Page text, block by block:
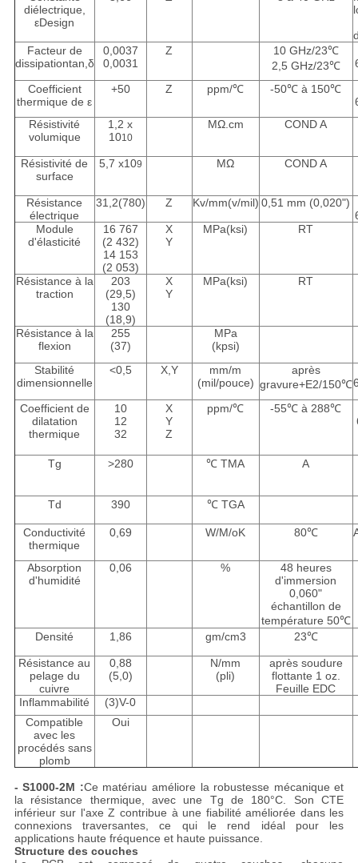
diélectrique,
εDesign
Facteur de
dissipationtan,δ
0,0037
0,0031
Z
10 GHz/23℃
2,5 GHz/23℃
Coefficient
thermique de ε
+50 Z ppm/℃
-50℃ à 150℃
Résistivité
volumique
1,2 x
1010
MΩ.cm COND A
Résistivité de
surface
5,7 x109 MΩ COND A
Résistance
électrique
31,2(780) Z Kv/mm(v/mil) 0,51 mm (0,020")
Module
d'élasticité
16 767
(2 432)
14 153
(2 053)
X
Y
MPa(ksi) RT
Résistance à la
traction
203
(29,5)
130
(18,9)
X
Y
MPa(ksi) RT
Résistance à la
flexion
255
(37)
MPa
(kpsi)
Stabilité
dimensionnelle
<0,5 X,Y
mm/m
(mil/pouce)
après
gravure+E2/150℃
Coefficient de
dilatation
thermique
10
12
32
X
Y
Z
ppm/℃
-55℃ à 288℃
Tg >280 ℃ TMA A
Td 390 ℃ TGA
Conductivité
thermique
0,69 W/M/oK 80℃
Absorption
d'humidité
0,06 %
48 heures
d'immersion
0,060"
échantillon de
température 50℃
Densité
1,86 gm/cm3 23℃
Résistance au
pelage du
cuivre
0,88
(5,0)
N/mm
(pli)
après soudure
flottante 1 oz.
Feuille EDC
Inflammabilité
(3)V-0
Compatible
avec les
procédés sans
plomb
Oui
- S1000-2M :Ce matériau améliore la robustesse mécanique et
la résistance thermique, avec une Tg de 180°C. Son CTE
inférieur sur l'axe Z contribue à une fiabilité améliorée dans les
connexions traversantes, ce qui le rend idéal pour les
applications haute fréquence et haute puissance.
Structure des couches